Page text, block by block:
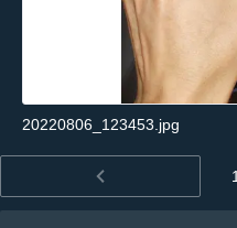
20220806_123453.jpg
1